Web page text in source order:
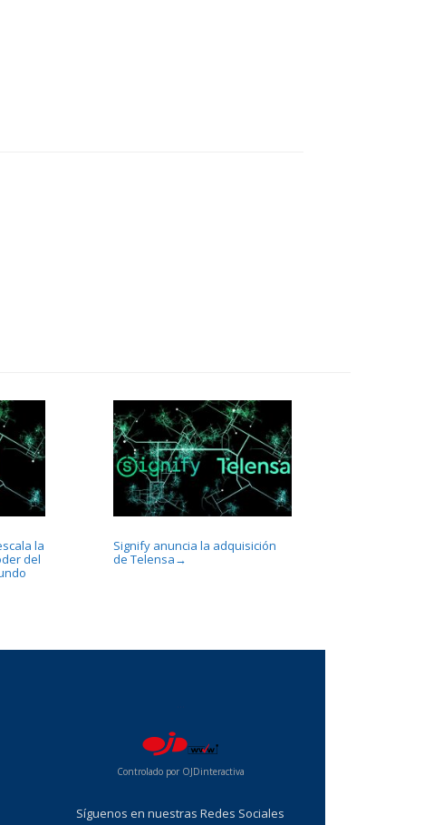
la
del
Signify anuncia la adquisición
de Telensa →
Controlado por OJDinteractiva
Síguenos en nuestras Redes Sociales